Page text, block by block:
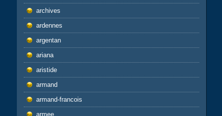
archives
ardennes
argentan
ariana
aristide
armand
armand-francois
armee